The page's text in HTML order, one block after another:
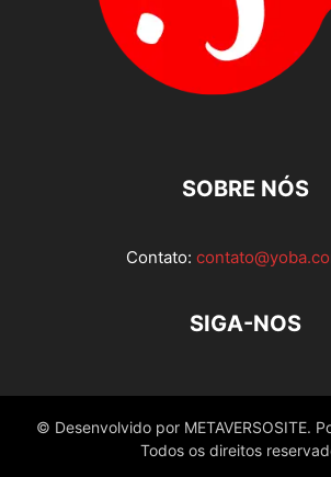
SOBRE NÓS
Contato:
SIGA-NOS
© Desenvolvido por METAVERSOSITE.
Todos os direitos